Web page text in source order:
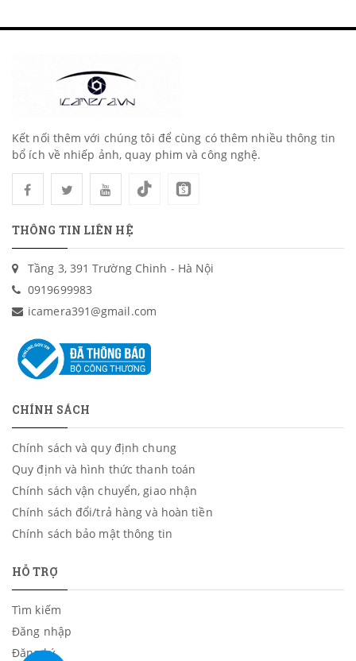
Kết nối thêm với chúng tôi để cùng có thêm nhiều thông tin
bổ ích về nhiếp ảnh, quay phim và công nghệ.
THÔNG TIN LIÊN HỆ
Tầng 3, 391 Trường Chinh - Hà Nội
0919699983
icamera391@gmail.com
CHÍNH SÁCH
Chính sách và quy định chung
Quy định và hình thức thanh toán
Chính sách vận chuyển, giao nhận
Chính sách đổi/trả hàng và hoàn tiền
Chính sách bảo mật thông tin
HỖ TRỢ
Tìm kiếm
Đăng nhập
Đăng ký